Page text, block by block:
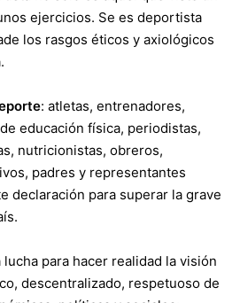
ejercicios. Se es deportista
los rasgos éticos y axiológicos
: atletas, entrenadores,
educación física, periodistas,
nutricionistas, obreros,
padres y representantes
declaración para superar la grave
lucha para hacer realidad la visión
descentralizado, respetuoso de